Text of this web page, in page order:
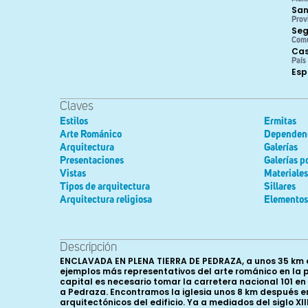
País
Claves
Estilos
Arte Románico
Arquitectura
Presentaciones
Vistas
Tipos de arquitectura
Arquitectura religiosa
Ermitas
Galerías
Galerías
Sillares
Descripción
ENCLAVADA EN PLENA TIERRA DE PEDRAZA, a unos 35 km de Segovia, en plena vega del río Cega (de ahí su apellido) la iglesia de Nuestra Señora de las Vegas constituye una de los ejemplos más representativos del arte románico en la provincia segoviana. Fue declarada Monumento Histórico-Artístico el 19 de Agosto de 1969. Para llegar a ella desde la capital es necesario tomar la carretera nacional 101 en dirección a Soria y nada más atravesar la localidad de La Salceda desviarnos en el cruce que nos encontramos en dirección a Pedraza. Encontramos la iglesia unos 8 km después emplazada al borde la carretera que atraviesa todo el valle, contribuyendo esta ubicación a resaltar aún más los valores arquitectónicos del edificio. Ya a mediados del siglo XIII, en 1247, aparece citado este lugar como Sancta Maria de las Vegas en un plan de distribución del cabildo catedralicio en el que rentaba diez maravedís menos dieciocho dineros. Es posible, por tanto, que en el entorno de la iglesia se ubicase un antigua poblado, que junto con los desaparecidos asentamientos de Oteruelo y Cega y el actual de Requijada, pudieron conformar el concejo de Las Vegas citado en el mencionado documento. Dicho concejo ya debía ser bastante reducido a mediados del siglo XV como se deduce de una visita pastoral de 1446 en la que se señala que el cura solamente aparecía por allí una vez por semana diciendo misa “con hostias que avían mal sabor por ser de tan luengo tiempo fechas que olían”. En la actualidad, la iglesia se encuentra totalmente aislada teniendo como núcleo de población más cercano a unos 2 km el pueblo de Requijada. Madoz en 1849 considera este templo como una de las dos ermitas del pueblo que se encontraba “a 1/8 leg. de él, en el camino de Pedraza para Segovia que sirvió en lo anterior de parroquia y en ella se celebra el día 8 de setiembre función y romería”. En 1812 la iglesia se convirtió en un anejo de la parroquia de Arahuetes y civilmente Requijada pasó a formar parte del Ayuntamiento de Santiuste de Pedraza en 1847. Destacar también el cariño y la importancia que esta iglesia tiene para los habitantes de la zona ya que albergaba la imagen románica de la patrona de la tierra de Pedraza, la Virgen de las Vegas, actualmente custodiada en el templo parroquial de Requijada. Exteriormente nos encontramos ante un edificio de dimensiones considerables con tres naves con sus correspondientes ábsides, aunque los dos laterales presentan un testero recto y sobre uno de ellos, concretamente el septentrional, se alza la torre campanario de la iglesia. La iglesia cuenta también con un pórtico adosado al costado de la nave meridional. El material constructivo empleado permanece oculto en su mayor parte bajo una capa de enfoscado de color blanquecino aunque es posible presuponer que el cuerpo de la iglesia incluida la cabecera está realizada en mampostería reforzada por sillares en esquinas, ventanas y cornisa; no así el pórtico, erigido con posterioridad a la iglesia